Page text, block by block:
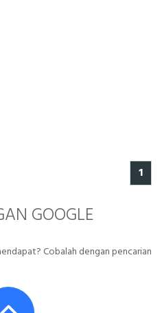
1
GOOGLE
Cobalah dengan pencarian